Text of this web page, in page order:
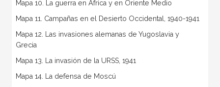
Mapa 10. La guerra en África y en Oriente Medio
Mapa 11. Campañas en el Desierto Occidental, 1940-1941
Mapa 12. Las invasiones alemanas de Yugoslavia y
Grecia
Mapa 13. La invasión de la URSS, 1941
Mapa 14. La defensa de Moscú